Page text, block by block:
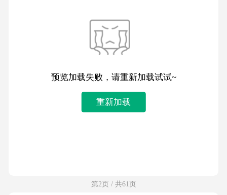
预览加载失败，请重新加载试试~
重新加载
第2页 / 共61页